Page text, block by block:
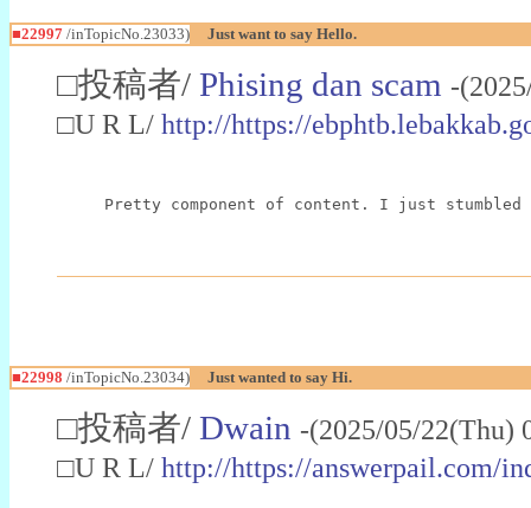
■22997 /inTopicNo.23033) Just want to say Hello.
□投稿者/ Phising dan scam -
□U R L/ http://https://
Pretty component of content. I just
■22998 /inTopicNo.23034) Just wanted to say Hi.
□投稿者/ Dwain -(2025/05/
□U R L/ http://https://answerpail.com/